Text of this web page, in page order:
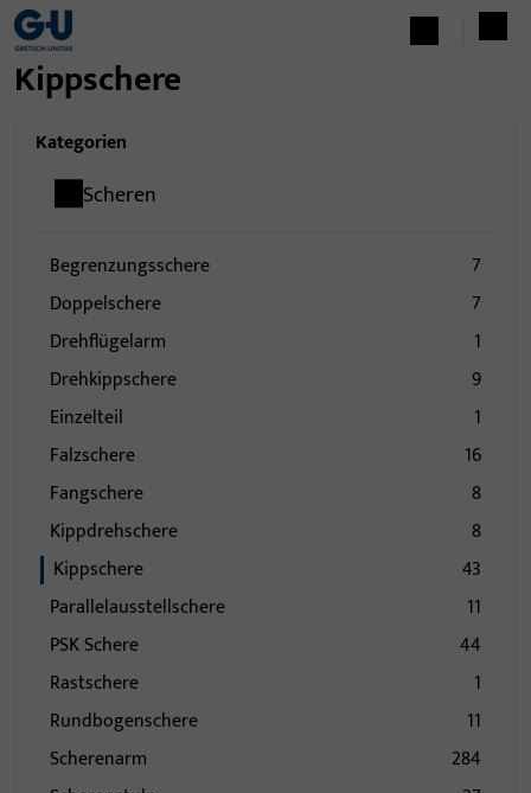
Kippschere
Kategorien
Scheren
Begrenzungsschere
7
Doppelschere
7
Drehflügelarm
1
Drehkippschere
9
Einzelteil
1
Falzschere
16
Fangschere
8
Kippdrehschere
8
Kippschere
43
Parallelausstellschere
11
PSK Schere
44
Rastschere
1
Rundbogenschere
11
Scherenarm
284